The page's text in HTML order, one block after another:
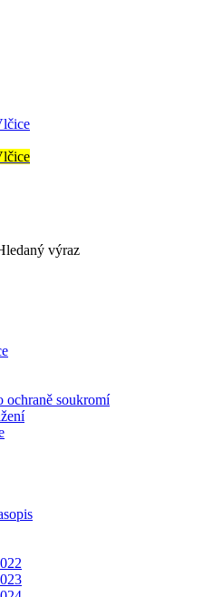
výraz
ochraně soukromí